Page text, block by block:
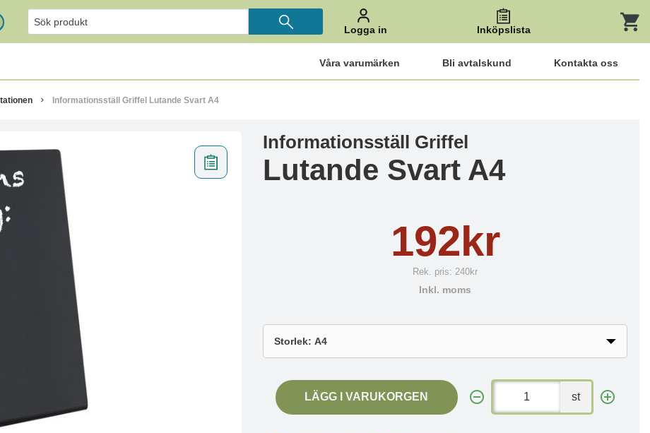
Logga in Inköpslista
Våra varumärken Bli avtalskund Kontakta oss
Informationsställ Griffel Lutande Svart A4
Informationsställ Griffel
Lutande Svart A4
192kr
Rek. pris:240kr
Inkl. moms
LÄGG I VARUKORGEN st